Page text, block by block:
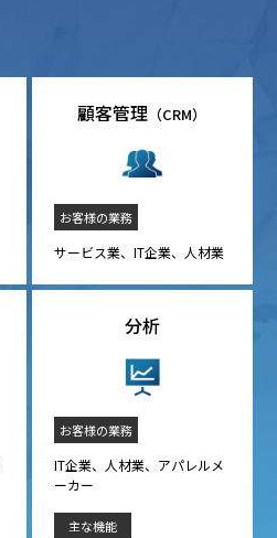
顧客管理 （CRM）
お客様の業務
サービス業、IT企業、人材業
分析
お客様の業務
IT企業、人材業、アパレルメ
ーカー
主な機能